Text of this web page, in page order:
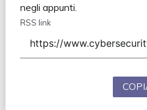
negli appunti.
RSS link